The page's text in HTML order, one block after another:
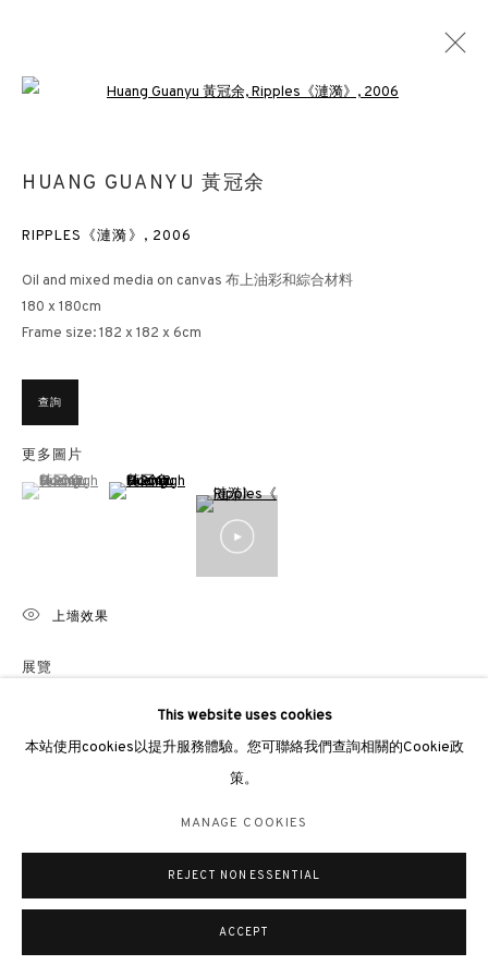
黃冠余
香港畫廊
香港雲咸街44號雲咸商業中心26樓
hongkong@3812cap.com
倫敦畫廊
倫敦女王道137號懷特利地下3號舖W2 4DB
london@3812cap.com
This website uses cookies
本站使用cookies以提升服務體驗。您可聯絡我們查詢相關的Cookie政
策。
MANAGE COOKIES
REJECT NON ESSENTIAL
ACCEPT
HUANG GUANYU 黃冠余
RIPPLES《漣漪》 , 2006
Oil and mixed media on canvas 布上油彩和綜合材料
180 x 180cm
Frame size: 182 x 182 x 6cm
查詢
更多圖片
(View a larger image of thumbnail 1 )
, currently selected.
, currently selected.
, currently selected.(View a larger image of thumbnail 2 )
上墻效果
展覽
Hong Kong, 3812 Gallery, Summer-Scape,21 August-13 September
香港，3812畫廊， Summer-Scape，2024